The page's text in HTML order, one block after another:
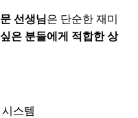
선생님은 단순한 재미
은 분들에게 적합한 상
스템